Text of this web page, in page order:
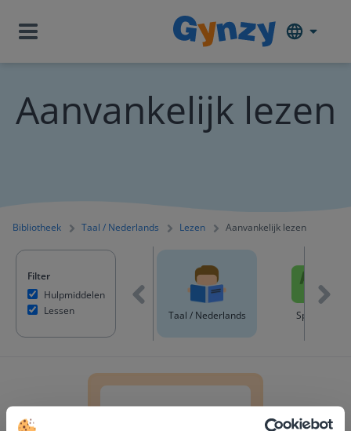
Aanvankelijk lezen
Bibliotheek Taal / Nederlands Lezen Aanvankelijk lezen
Filter
Hulpmiddelen
Lessen
Rekenen & Wiskunde Taal / Nederlands Spelling